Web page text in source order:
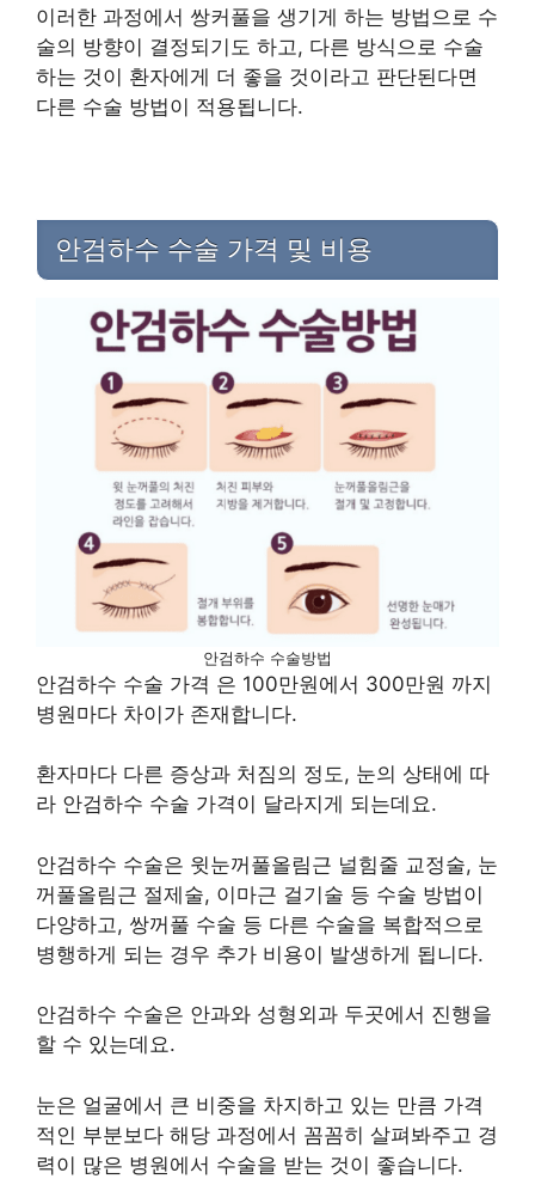
이러한 과정에서 쌍커풀을 생기게 하는 방법으로 수
술의 방향이 결정되기도 하고, 다른 방식으로 수술
하는 것이 환자에게 더 좋을 것이라고 판단된다면
다른 수술 방법이 적용됩니다.
안검하수 수술 가격 및 비용
안검하수 수술방법
안검하수 수술 가격 은 100만원에서 300만원 까지
병원마다 차이가 존재합니다.
환자마다 다른 증상과 처짐의 정도, 눈의 상태에 따
라 안검하수 수술 가격이 달라지게 되는데요.
안검하수 수술은 윗눈꺼풀올림근 널힘줄 교정술, 눈
꺼풀올림근 절제술, 이마근 걸기술 등 수술 방법이
다양하고, 쌍꺼풀 수술 등 다른 수술을 복합적으로
병행하게 되는 경우 추가 비용이 발생하게 됩니다.
안검하수 수술은 안과와 성형외과 두곳에서 진행을
할 수 있는데요.
눈은 얼굴에서 큰 비중을 차지하고 있는 만큼 가격
적인 부분보다 해당 과정에서 꼼꼼히 살펴봐주고 경
력이 많은 병원에서 수술을 받는 것이 좋습니다.